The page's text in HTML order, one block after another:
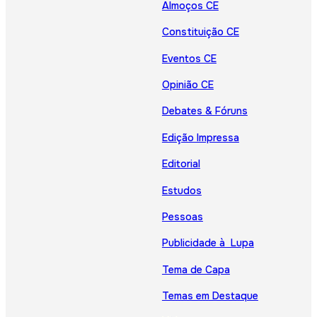
Almoços CE
Constituição CE
Eventos CE
Opinião CE
Debates & Fóruns
Edição Impressa
Editorial
Estudos
Pessoas
Publicidade à Lupa
Tema de Capa
Temas em Destaque